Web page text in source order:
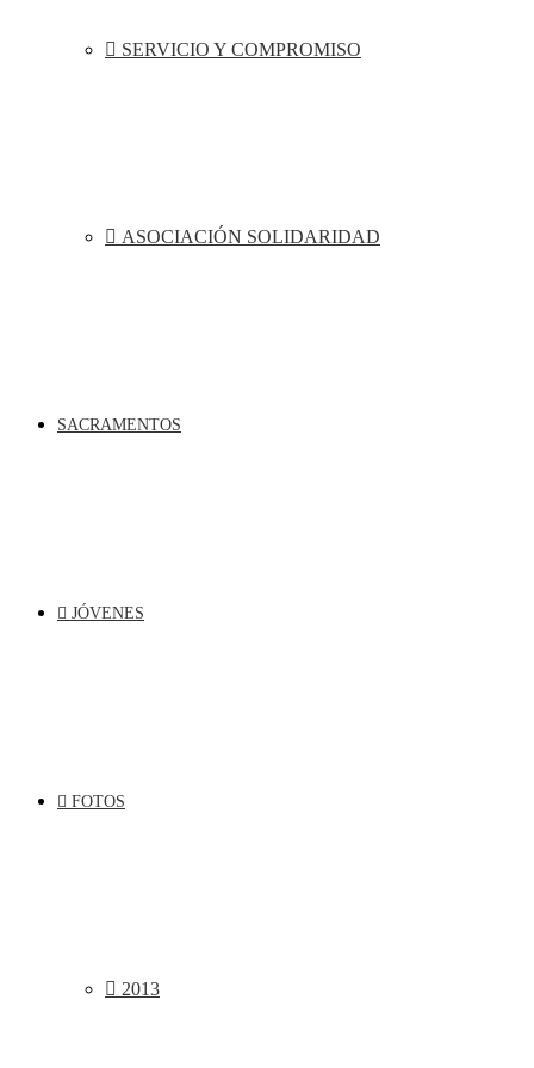
SERVICIO Y COMPROMISO
ASOCIACIÓN SOLIDARIDAD
SACRAMENTOS
JÓVENES
FOTOS
2013